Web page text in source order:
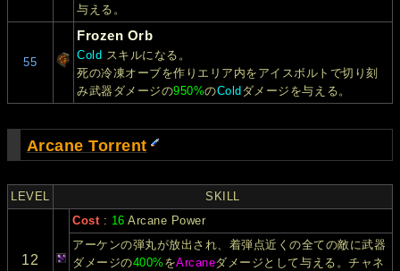
与える。
55
Frozen Orb
Cold スキルになる。
死の冷凍オーブを作りエリア内をアイスボルトで切り刻
み武器ダメージの950%のCold ダメージを与える。
Arcane Torrent
LEVEL SKILL
12
Cost: 16 Arcane Power
アーケンの弾丸が放出され、着弾点近くの全ての敵に武器
ダメージの400% をArcaneダメージとして与える。チャネ